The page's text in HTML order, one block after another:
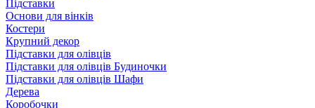
Підставки
Основи для вінків
Костери
Крупний декор
Підставки для олівців
Підставки для олівців Будиночки
Підставки для олівців Шафи
Дерева
Коробочки